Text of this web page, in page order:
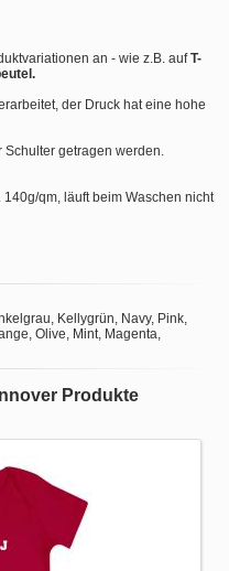
an - wie z.B. aufT-
der Druck hat eine hohe
getragen werden.
qm, läuft beim Waschen nicht
Kellygrün, Navy, Pink,
Olive, Mint, Magenta,
Produkte